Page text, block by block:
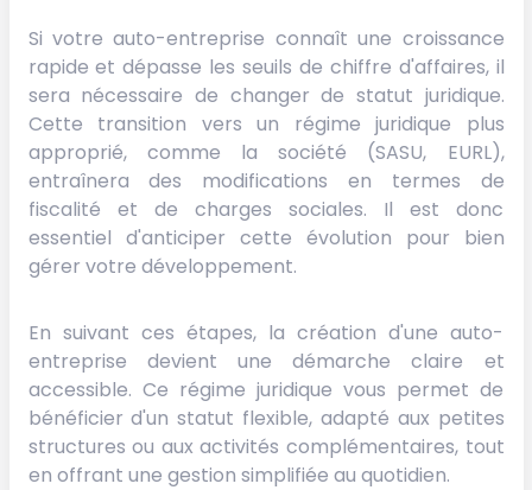
Si votre auto-entreprise connaît une croissance
rapide et dépasse les seuils de chiffre d'affaires, il
sera nécessaire de changer de statut juridique.
Cette transition vers un régime juridique plus
approprié, comme la société (SASU, EURL),
entraînera des modifications en termes de
fiscalité et de charges sociales. Il est donc
essentiel d'anticiper cette évolution pour bien
gérer votre développement.
En suivant ces étapes, la création d'une auto-
entreprise devient une démarche claire et
accessible. Ce régime juridique vous permet de
bénéficier d'un statut flexible, adapté aux petites
structures ou aux activités complémentaires, tout
en offrant une gestion simplifiée au quotidien.